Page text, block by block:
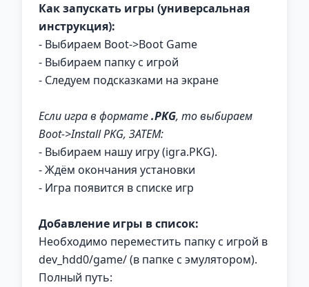
Как запускать игры (универсальная
инструкция):
- Выбираем Boot->Boot Game
- Выбираем папку с игрой
- Следуем подсказками на экране
Если игра в формате.PKG, то выбираем
Boot->Install PKG, ЗАТЕМ:
- Выбираем нашу игру (igra.PKG).
- Ждём окончания установки
- Игра появится в списке игр
Добавление игры в список:
Необходимо переместить папку с игрой в
dev_hdd0/game/ (в папке с эмулятором).
Полный путь: